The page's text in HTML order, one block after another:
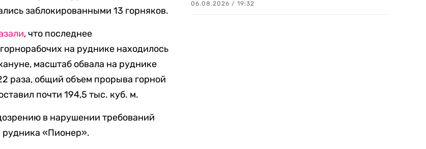
заблокированными 13 горняков.
, что последнее
на руднике находилось
масштаб обвала на руднике
раза, общий объем прорыва горной
почти 194,5 тыс. куб. м.
в нарушении требований
рудника «Пионер».
06.08.2026 / 19:32